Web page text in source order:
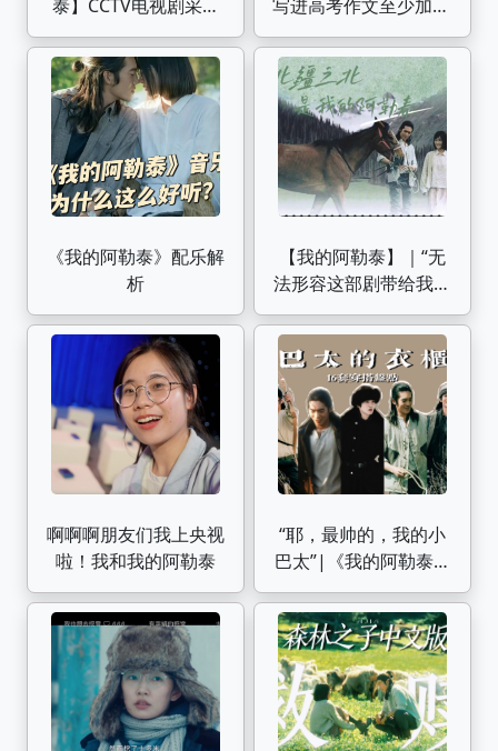
泰】CCTV电视剧采访
完整版
写进高考作文至少加10
分【作文纸条】
《我的阿勒泰》配乐解
析
【我的阿勒泰】｜“无
法形容这部剧带给我灵
魂的冲击力有多么震
撼！”
啊啊啊朋友们我上央视
啦！我和我的阿勒泰
“耶，最帅的，我的小
巴太”|《我的阿勒泰》
巴太的16套造型盘点